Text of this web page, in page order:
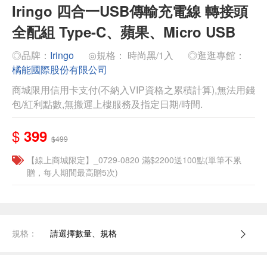
Iringo 四合一USB傳輸充電線 轉接頭
全配組 Type-C、蘋果、Micro USB
◎品牌： Iringo ◎規格： 時尚黑/1入
◎逛逛專館：
橘能國際股份有限公司
商城限用信用卡支付(不納入VIP資格之累積計算),無法用錢
包/紅利點數,無搬運上樓服務及指定日期/時間.
$ 399 $499
【線上商城限定】_0729-0820 滿$2200送100點(單筆不累
贈，每人期間最高贈5次)
規格： 請選擇數量、規格